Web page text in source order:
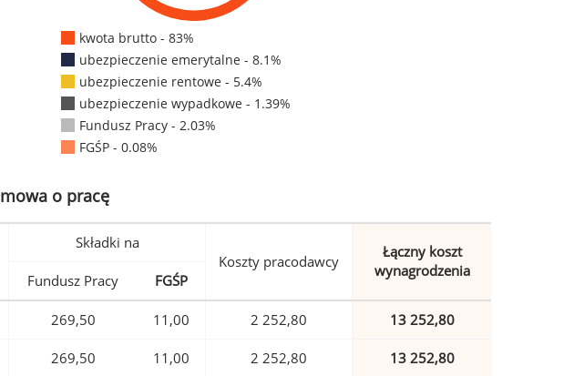
kwota brutto - 83%
ubezpieczenie emerytalne - 8.1%
ubezpieczenie rentowe - 5.4%
ubezpieczenie wypadkowe - 1.39%
Fundusz Pracy - 2.03%
FGŚP - 0.08%
o pracę
Składki na
Koszty pracodawcy
Łączny koszt
wynagrodzenia
Fundusz Pracy FGŚP
269,50 11,00 2 252,80 13 252,80
269,50 11,00 2 252,80 13 252,80